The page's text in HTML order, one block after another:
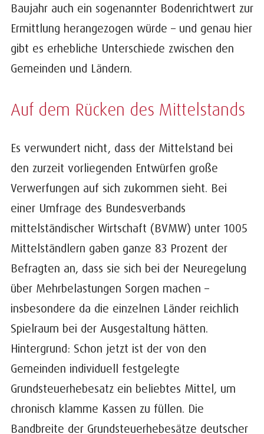
Baujahr auch ein sogenannter Bodenrichtwert zur
Ermittlung herangezogen würde – und genau hier
gibt es erhebliche Unterschiede zwischen den
Gemeinden und Ländern.
Auf dem Rücken des Mittelstands
Es verwundert nicht, dass der Mittelstand bei
den zurzeit vorliegenden Entwürfen große
Verwerfungen auf sich zukommen sieht. Bei
einer Umfrage des Bundesverbands
mittelständischer Wirtschaft (BVMW) unter 1005
Mittelständlern gaben ganze 83 Prozent der
Befragten an, dass sie sich bei der Neuregelung
über Mehrbelastungen Sorgen machen –
insbesondere da die einzelnen Länder reichlich
Spielraum bei der Ausgestaltung hätten.
Hintergrund: Schon jetzt ist der von den
Gemeinden individuell festgelegte
Grundsteuerhebesatz ein beliebtes Mittel, um
chronisch klamme Kassen zu füllen. Die
Bandbreite der Grundsteuerhebesätze deutscher